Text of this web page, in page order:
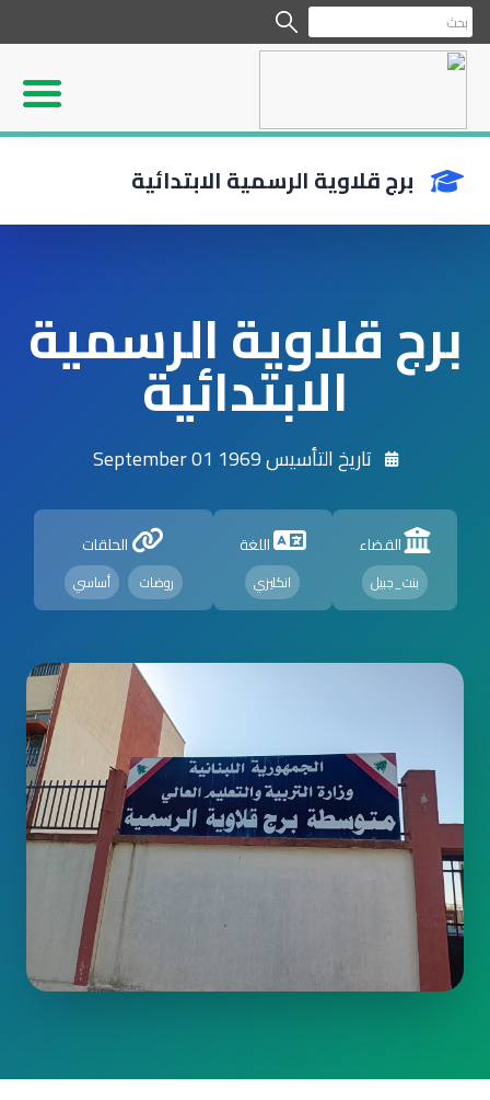
برج قلاوية الرسمية الابتدائية
برج قلاوية الرسمية
الابتدائية
تاريخ التأسيس 1969 September 01
القضاء
بنت_جبيل
اللغة
انكليزي
الحلقات
روضات أساسي